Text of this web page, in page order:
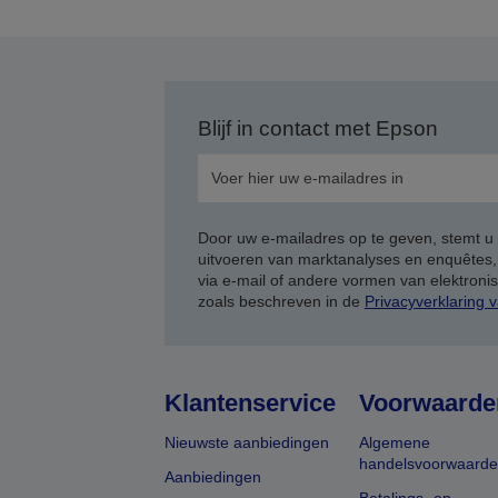
Blijf in contact met Epson
Door uw e-mailadres op te geven, stemt
uitvoeren van marktanalyses en
via e-mail of andere vormen van
zoals beschreven in de Privacyverklaring
Klantenservice
Nieuwste aanbiedingen
Aanbiedingen
Algemene